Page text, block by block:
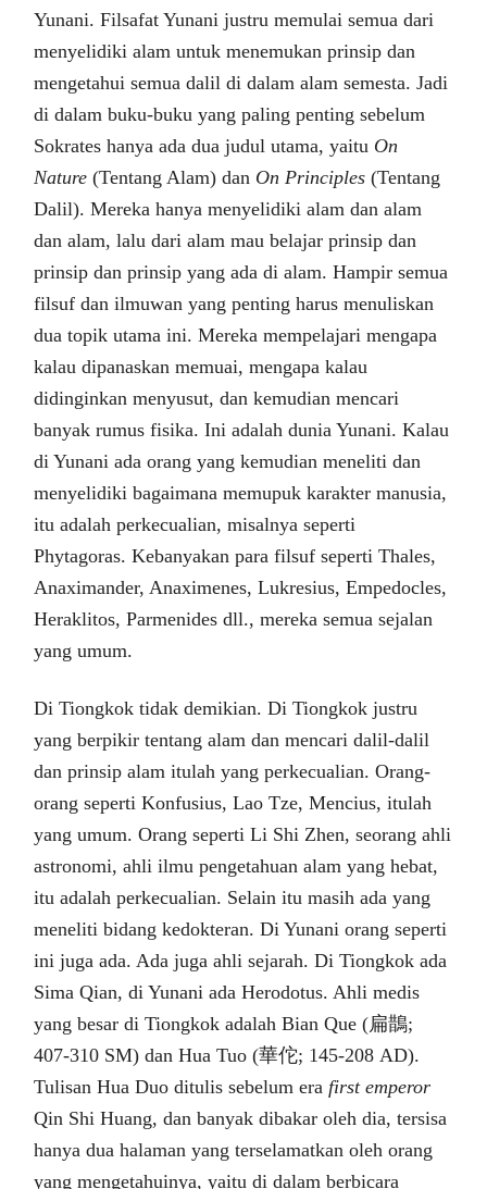
Yunani. Filsafat Yunani justru memulai semua dari
menyelidiki alam untuk menemukan prinsip dan
mengetahui semua dalil di dalam alam semesta. Jadi
di dalam buku-buku yang paling penting sebelum
Sokrates hanya ada dua judul utama, yaitu On
Nature(Tentang Alam) dan On Principles (Tentang
Dalil). Mereka hanya menyelidiki alam dan alam
dan alam, lalu dari alam mau belajar prinsip dan
prinsip dan prinsip yang ada di alam. Hampir semua
filsuf dan ilmuwan yang penting harus menuliskan
dua topik utama ini. Mereka mempelajari mengapa
kalau dipanaskan memuai, mengapa kalau
didinginkan menyusut, dan kemudian mencari
banyak rumus fisika. Ini adalah dunia Yunani. Kalau
di Yunani ada orang yang kemudian meneliti dan
menyelidiki bagaimana memupuk karakter manusia,
itu adalah perkecualian, misalnya seperti
Phytagoras. Kebanyakan para filsuf seperti Thales,
Anaximander, Anaximenes, Lukresius, Empedocles,
Heraklitos, Parmenides dll., mereka semua sejalan
yang umum.
Di Tiongkok tidak demikian. Di Tiongkok justru
yang berpikir tentang alam dan mencari dalil-dalil
dan prinsip alam itulah yang perkecualian. Orang-
orang seperti Konfusius, Lao Tze, Mencius, itulah
yang umum. Orang seperti Li Shi Zhen, seorang ahli
astronomi, ahli ilmu pengetahuan alam yang hebat,
itu adalah perkecualian. Selain itu masih ada yang
meneliti bidang kedokteran. Di Yunani orang seperti
ini juga ada. Ada juga ahli sejarah. Di Tiongkok ada
Sima Qian, di Yunani ada Herodotus. Ahli medis
yang besar di Tiongkok adalah Bian Que (扁鵲;
407-310 SM) dan Hua Tuo (華佗; 145-208 AD).
Tulisan Hua Duo ditulis sebelum era first emperor
Qin Shi Huang, dan banyak dibakar oleh dia, tersisa
hanya dua halaman yang terselamatkan oleh orang
yang mengetahuinya, yaitu di dalam berbicara